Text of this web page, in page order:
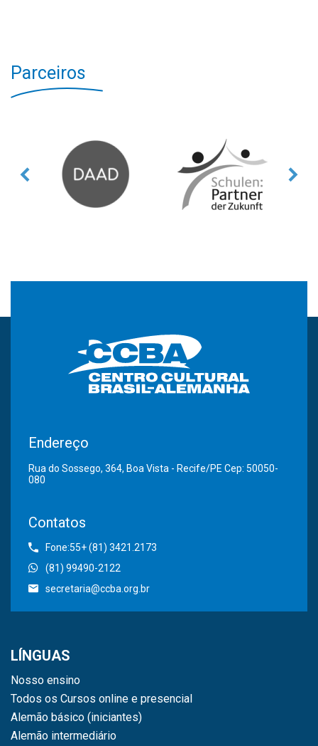
Parceiros
Endereço
Rua do Sossego, 364, Boa Vista - Recife/PE Cep: 50050-
080
Contatos
Fone:55+ (81) 3421.2173
(81) 99490-2122
secretaria@ccba.org.br
LÍNGUAS
Nosso ensino
Todos os Cursos online e presencial
Alemão básico (iniciantes)
Alemão intermediário